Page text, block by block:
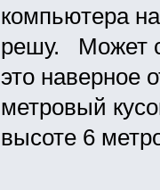
компьютера
решу. Может
это наверное
метровый
высоте 6